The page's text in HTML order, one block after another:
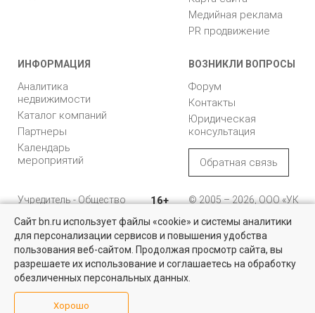
Квартиры на вторичном рынке
Более 10 тысяч квартир в Санкт-Петербурге и области от
собственников и агентств недвижимости
Посмотреть
Медийная реклама
PR продвижение
ИНФОРМАЦИЯ
Аналитика
недвижимости
Каталог компаний
Партнеры
Календарь
мероприятий
ВОЗНИКЛИ ВОПРОСЫ
Форум
Контакты
Юридическая
консультация
Обратная связь
Учредитель - Общество
ответственностью
"Управляющая
компания "Бюллетень
недвижимости"
16+
© 2005 – 2026, ООО «УК
196105, Санкт-
Петербург, пр. Юрия
Гагарина, 1
8 (812) 331-93-56
reklama@bn.ru
Сайт bn.ru использует файлы «cookie» и системы аналитики
для персонализации сервисов и повышения удобства
пользования веб-сайтом. Продолжая просмотр сайта, вы
разрешаете их использование и соглашаетесь на обработку
обезличенных персональных данных.
Хорошо